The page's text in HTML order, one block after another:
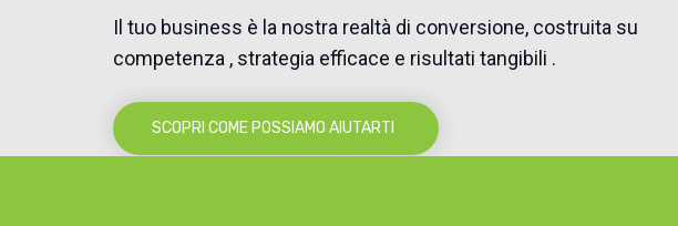
Il tuo business è la nostra realtà di conversione, costruita su
competenza , strategia efficace e risultati tangibili .
SCOPRI COME POSSIAMO AIUTARTI